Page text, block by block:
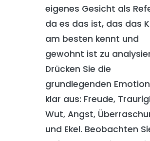
eigenes Gesicht als
da es das ist, das das
am besten kennt und
gewohnt ist zu
Drücken Sie die
grundlegenden
klar aus: Freude,
Wut, Angst,
und Ekel. Beobachten